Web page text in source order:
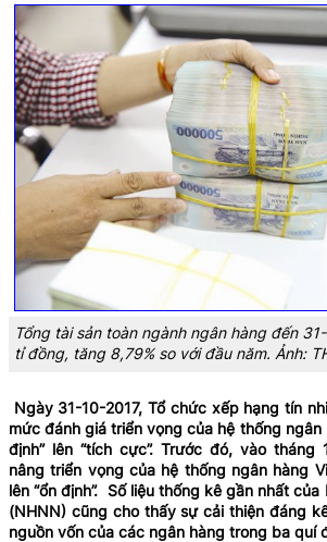
Tổng tài sản toàn ngành ngân hàng đến
tỉ đồng, tăng 8,79% so với đầu năm. Ảnh:
Ngày 31-10-2017, Tổ chức xếp hạng tín
mức đánh giá triển vọng của hệ thống ngân
định” lên “tích cực”. Trước đó, vào tháng
nâng triển vọng của hệ thống ngân hàng
lên “ổn định”. Số liệu thống kê gần nhất
(NHNN) cũng cho thấy sự cải thiện đáng
nguồn vốn của các ngân hàng trong ba quí